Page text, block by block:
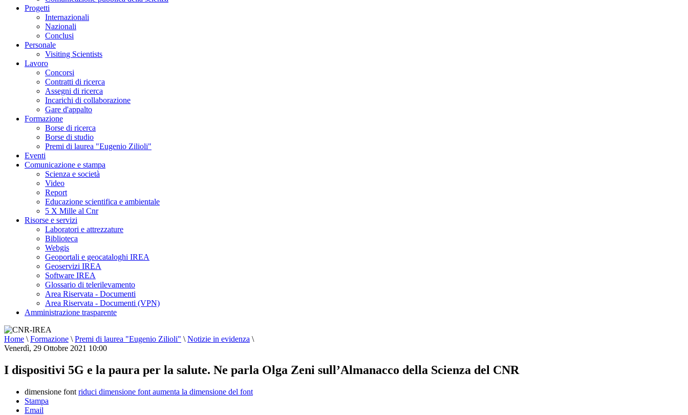
Progetti
Internazionali
Nazionali
Conclusi
Personale
Visiting Scientists
Lavoro
Concorsi
Contratti di ricerca
Assegni di ricerca
Incarichi di collaborazione
Gare d'appalto
Formazione
Borse di ricerca
Borse di studio
Premi di laurea "Eugenio Zilioli"
Eventi
Comunicazione e stampa
Scienza e società
Video
Report
Educazione scientifica e ambientale
5 X Mille al Cnr
Risorse e servizi
Laboratori e attrezzature
Biblioteca
Webgis
Geoportali e geocataloghi IREA
Geoservizi IREA
Software IREA
Glossario di telerilevamento
Area Riservata - Documenti
Area Riservata - Documenti (VPN)
Amministrazione trasparente
Home \ Formazione \ Premi di laurea "Eugenio Zilioli" \ Notizie in evidenza \
Venerdì, 29 Ottobre 2021 10:00
I dispositivi 5G e la paura per la salute. Ne parla Olga Zeni sull’Almanacco della Scienza del CNR
dimensione font riduci dimensione font aumenta la dimensione del font
Stampa
Email